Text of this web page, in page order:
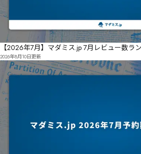
【2026年7月】マダミス.jp 7月レビュー数ラ
2026年8月10日更新